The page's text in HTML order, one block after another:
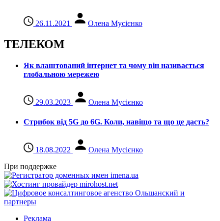
26.11.2021 Олена Мусієнко
ТЕЛЕКОМ
Як влаштований інтернет та чому він називається
глобальною мережею
29.03.2023 Олена Мусієнко
Стрибок від 5G до 6G. Коли, навіщо та що це даcть?
18.08.2022
Олена Мусієнко
При поддержке
Реклама